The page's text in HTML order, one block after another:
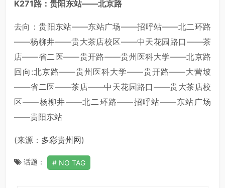
K271路：贵阳东站——北京路
去向：贵阳东站——东站广场——招呼站——北二环路
——杨柳井——贵大茶店校区——中天花园路口——茶
店——省二医——贵开路——贵州医科大学——北京路
回向:北京路——贵州医科大学——贵开路——大营坡
——省二医——茶店——中天花园路口——贵大茶店校
区——杨柳井——北二环路——招呼站——东站广场
——贵阳东站
(来源： 多彩贵州网)
话题： NO TAG